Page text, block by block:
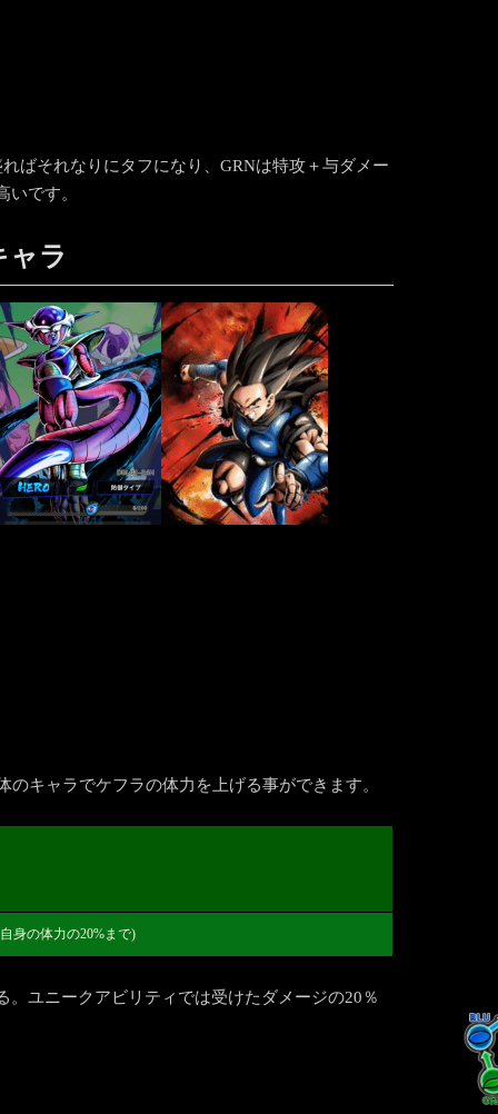
ばそれなりにタフになり、GRNは特攻＋与ダメー
です。
ラ
キャラでケフラの体力を上げる事ができます。
身の体力の20%まで)
ユニークアビリティでは受けたダメージの20％